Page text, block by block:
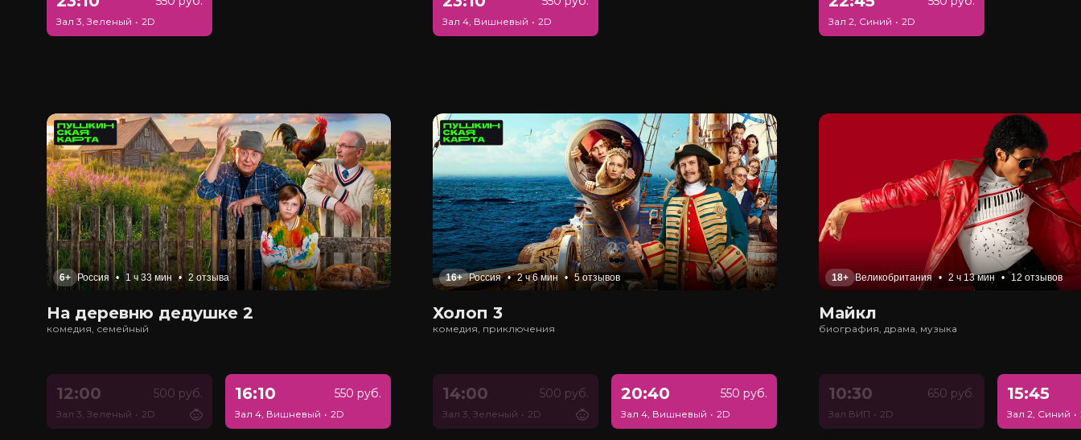
Зал 3, Зеленый • 2D Зал 4, Вишневый • 2D Зал 2, Синий • 2D
6+ Россия • 1 ч 33 мин • 2 отзыва
На деревню дедушке 2
комедия, семейный
12:00 500 руб.
Зал 3, Зеленый • 2D
16:10 550 руб.
Зал 4, Вишневый • 2D
16+ Россия • 2 ч 6 мин • 5 отзывов
Холоп 3
комедия, приключения
14:00 500 руб.
Зал 3, Зеленый • 2D
20:40 550 руб.
Зал 4, Вишневый • 2D
18+ Великобритания • 2 ч 13 мин • 12 отзывов
Майкл
биография, драма, музыка
10:30 650 руб.
Зал ВИП • 2D
15:45
Зал 2, Синий •